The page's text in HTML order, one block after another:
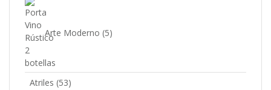
Arte Moderno (5)
Atriles (53)